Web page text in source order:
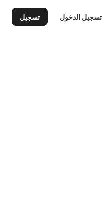
تسجيل الدخول تسجيل